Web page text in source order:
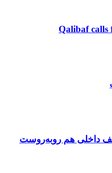
Qalibaf calls
داخلی هم روبه‌روست